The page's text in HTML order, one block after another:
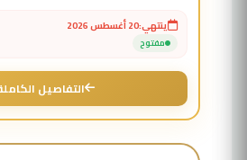
ينتهي:20 أغسطس 2026
مفتوح
التفاصيل